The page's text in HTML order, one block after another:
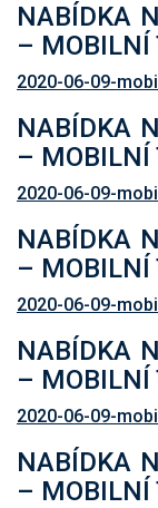
NABÍDKA
– MOBILNÍ
2020-06-09-
NABÍDKA
– MOBILNÍ
2020-06-09-
NABÍDKA
– MOBILNÍ
2020-06-09-
NABÍDKA
– MOBILNÍ
2020-06-09-
NABÍDKA
– MOBILNÍ